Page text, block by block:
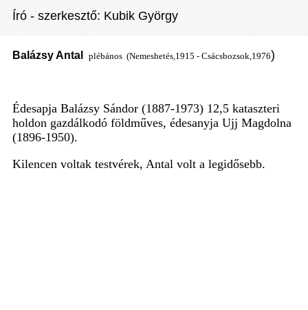
Író - szerkesztő: Kubik György
Balázsy Antal plébános (Nemeshetés,1915 - Csácsbozsok,1976)
Édesapja Balázsy Sándor (1887-1973) 12,5 kataszteri
holdon gazdálkodó földműves, édesanyja Ujj Magdolna
(1896-1950).
Kilencen voltak testvérek, Antal volt a legidősebb.